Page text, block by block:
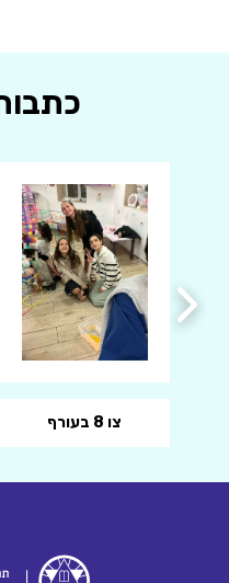
צו 8 בעורף